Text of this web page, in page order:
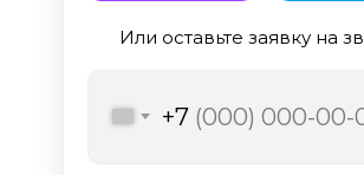
+7
Или оставьте заявку на